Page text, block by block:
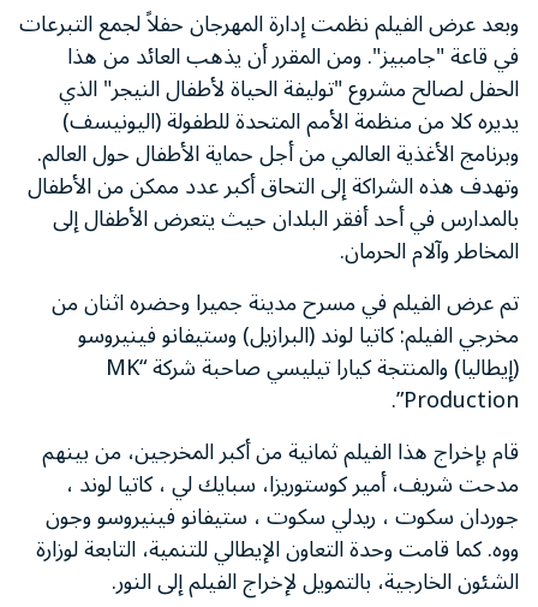
وبعد عرض الفيلم نظمت إدارة المهرجان حفلاً لجمع التبرعات
في قاعة "جامبيز". ومن المقرر أن يذهب العائد من هذا
الحفل لصالح مشروع "توليفة الحياة لأطفال النيجر" الذي
يديره كلا من منظمة الأمم المتحدة للطفولة (اليونيسف)
وبرنامج الأغذية العالمي من أجل حماية الأطفال حول العالم.
وتهدف هذه الشراكة إلى التحاق أكبر عدد ممكن من الأطفال
بالمدارس في أحد أفقر البلدان حيث يتعرض الأطفال إلى
المخاطر وآلام الحرمان.
تم عرض الفيلم في مسرح مدينة جميرا وحضره اثنان من
مخرجي الفيلم: كاتيا لوند (البرازيل) وستيفانو فينيروسو
(إيطاليا) والمنتجة كيارا تيليسي صاحبة شركة “MK
Production”.
قام بإخراج هذا الفيلم ثمانية من أكبر المخرجين، من بينهم
مدحت شريف، أمير كوستوريزا، سبايك لي ، كاتيا لوند ،
جوردان سكوت ، ريدلي سكوت ، ستيفانو فينيروسو وجون
ووه. كما قامت وحدة التعاون الإيطالي للتنمية، التابعة لوزارة
الشئون الخارجية، بالتمويل لإخراج الفيلم إلى النور.